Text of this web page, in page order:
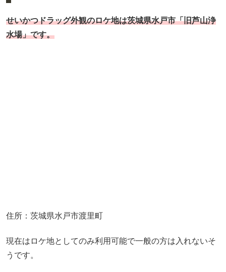
せいかつドラッグ外観のロケ地は茨城県水戸市「旧芦山浄
水場」です。
住所：茨城県水戸市渡里町
現在はロケ地としてのみ利用可能で一般の方は入れないそ
うです。